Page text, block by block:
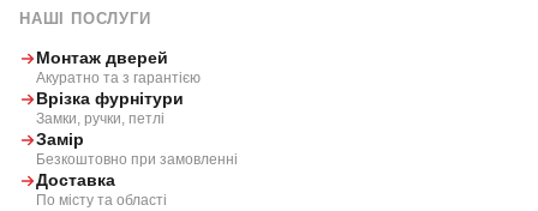
НАШІ ПОСЛУГИ
Монтаж дверей
Акуратно та з гарантією
Врізка фурнітури
Замки, ручки, петлі
Замір
Безкоштовно при замовленні
Доставка
По місту та області